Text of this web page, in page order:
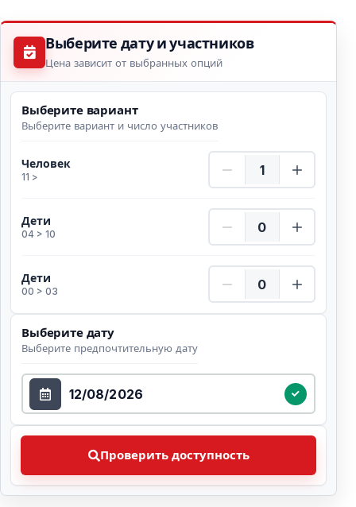
Выберите дату и участников
Цена зависит от выбранных опций
Выберите вариант
Выберите вариант и число участников
Человек
11 >
Человек Количество
Дети
04 > 10
Дети Количество
Дети
00 > 03
Дети Количество
Выберите дату
Выберите предпочтительную дату
Выберите дату
Проверить доступность
Проверить доступность Выберите